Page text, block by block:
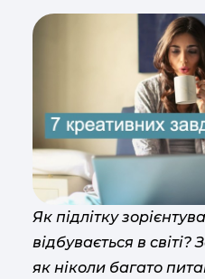
Як підлітку
відбувається в
як ніколи багато